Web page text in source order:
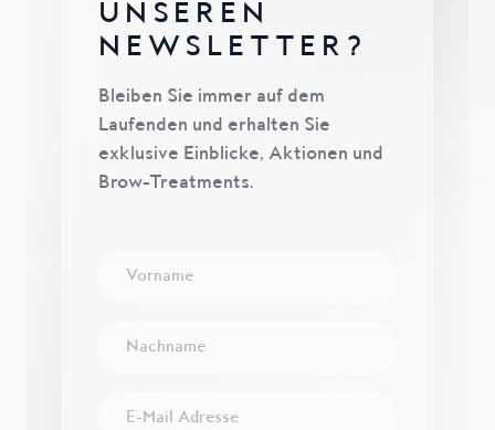
UNSEREN
NEWSLETTER?
Bleiben Sie immer auf dem
Laufenden und erhalten Sie
exklusive Einblicke, Aktionen und
Brow-Treatments.